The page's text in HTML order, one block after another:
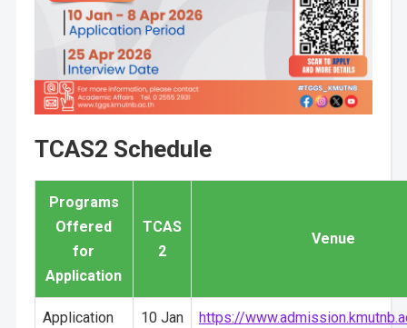
TCAS2 Schedule
Programs
Offered
for
Application
TCAS
2
Venue
Application
10 Jan
https://